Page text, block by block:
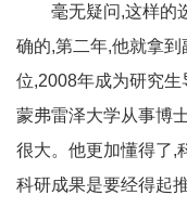
毫无疑问,这样的选
确的,第二年,他就拿
位,2008年成为研究
蒙弗雷泽大学从事博
很大。他更加懂得了,
科研成果是要经得起